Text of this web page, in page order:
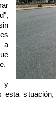
a
y
esta